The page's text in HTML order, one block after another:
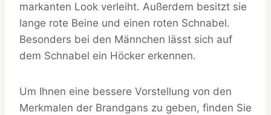
markanten Look verleiht. Außerdem besitzt sie
lange rote Beine und einen roten Schnabel.
Besonders bei den Männchen lässt sich auf
dem Schnabel ein Höcker erkennen.
Um Ihnen eine bessere Vorstellung von den
Merkmalen der Brandgans zu geben, finden Sie